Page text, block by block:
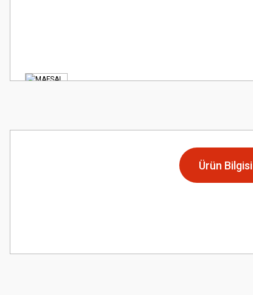
Ürün Bilgisi
Görüş ve önerileriniz için teşekkür ederiz.